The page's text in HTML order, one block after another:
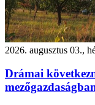
2026. augusztus 03.,
Drámai